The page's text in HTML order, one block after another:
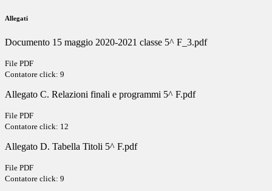
Allegati
Documento 15 maggio 2020-2021 classe 5^ F_3.pdf
File PDF
Contatore click: 9
Allegato C. Relazioni finali e programmi 5^ F.pdf
File PDF
Contatore click: 12
Allegato D. Tabella Titoli 5^ F.pdf
File PDF
Contatore click: 9